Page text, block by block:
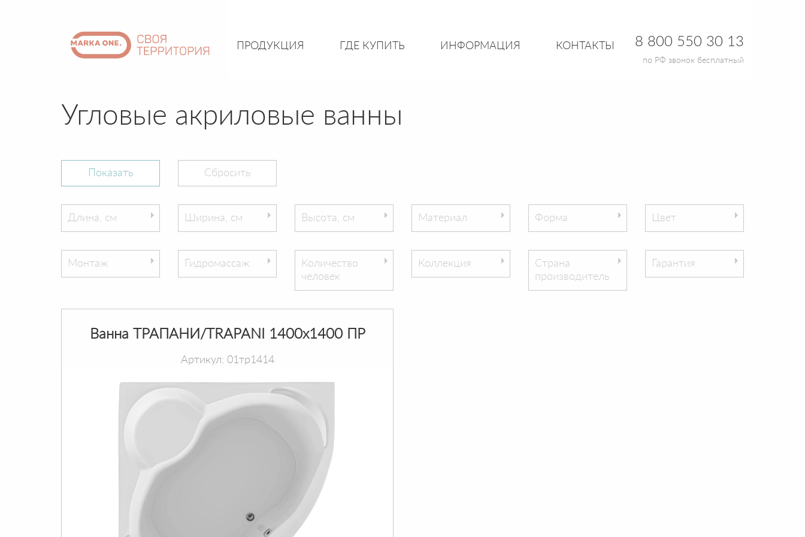
ПРОДУКЦИЯ ГДЕ КУПИТЬ ИНФОРМАЦИЯ КОНТАКТЫ 8 800 550 30 13
по РФ звонок бесплатный
Угловые акриловые ванны
Длина, см Ширина, см Высота, см Материал Форма Цвет
Монтаж Гидромассаж
Количество
человек
Коллекция
Страна
производитель
Гарантия
Ванна ТРАПАНИ/TRAPANI 1400х1400 ПР
Артикул: 01тр1414